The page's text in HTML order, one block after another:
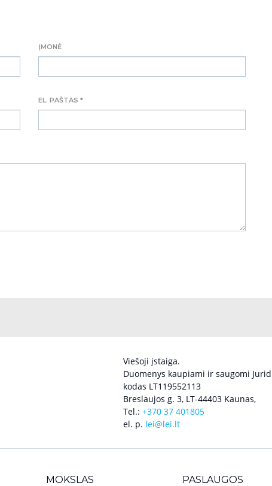
ĮMONĖ
EL. PAŠTAS *
Viešoji įstaiga.
Duomenys kaupiami ir saugomi
kodas LT119552113
Breslaujos g. 3, LT-44403 Kaunas,
Tel.: +370 37 401805
el. p. lei@lei.lt
MOKSLAS PASLAUGOS